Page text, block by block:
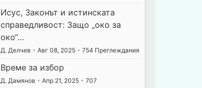
Исус, Законът и истинската
справедливост: Защо „око за
око“…
Д. Делчев • Авг 08, 2025 • 754 Преглеждания
Време за избор
Д. Дамянов • Апр 21, 2025 • 707